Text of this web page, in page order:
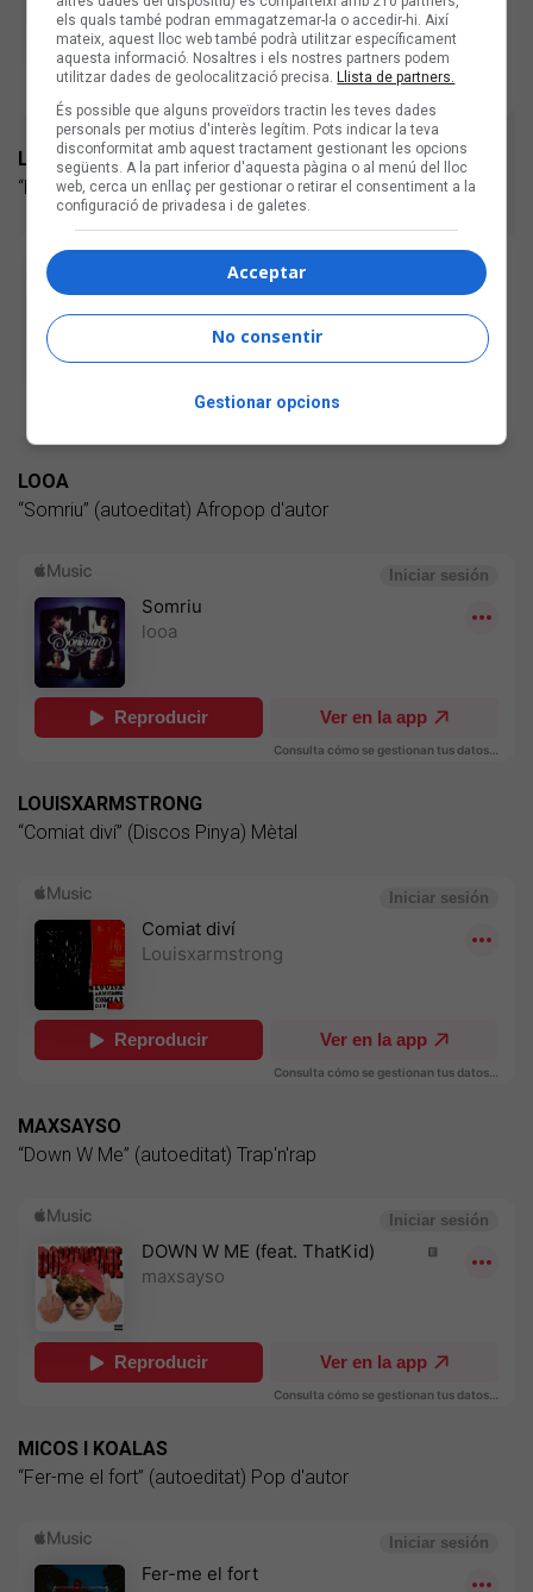
LLUM & HADREN
“Boing Boom Tschak” (autoeditat) Pop d'autor electrònica
LOOA
“Somriu” (autoeditat) Afropop d'autor
LOUISXARMSTRONG
“Comiat diví” (Discos Pinya) Mètal
MAXSAYSO
“Down W Me” (autoeditat) Trap'n'rap
MICOS I KOALAS
“Fer-me el fort” (autoeditat) Pop d'autor
els quals també podran emmagatzemar-la o accedir-hi. Així
mateix, aquest lloc web també podrà utilitzar específicament
aquesta informació. Nosaltres i els nostres partners podem
utilitzar dades de geolocalització precisa. Llista de partners.
És possible que alguns proveïdors tractin les teves dades
personals per motius d'interès legítim. Pots indicar la teva
disconformitat amb aquest tractament gestionant les opcions
següents. A la part inferior d'aquesta pàgina o al menú del lloc
web, cerca un enllaç per gestionar o retirar el consentiment a la
configuració de privadesa i de galetes.
Acceptar
No consentir
Gestionar opcions